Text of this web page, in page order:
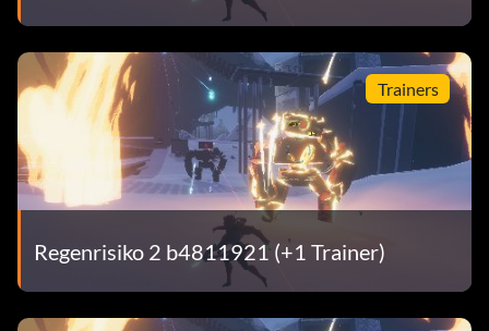
Trainers
Regenrisiko 2 b4811921 (+1 Trainer)